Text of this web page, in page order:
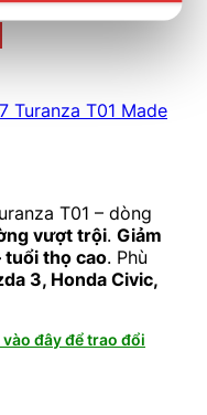
Turanza T01 Made
T01 – dòng
vượt trội. Giảm
tuổi thọ cao. Phù
3, Honda Civic,
đây để trao đổi